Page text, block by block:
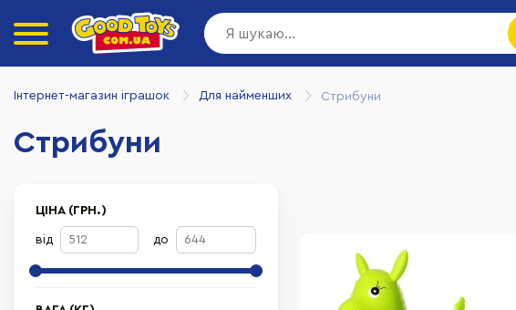
Інтернет-магазин іграшок Для найменших Стрибуни
Стрибуни
ЦІНА (ГРН.)
від до